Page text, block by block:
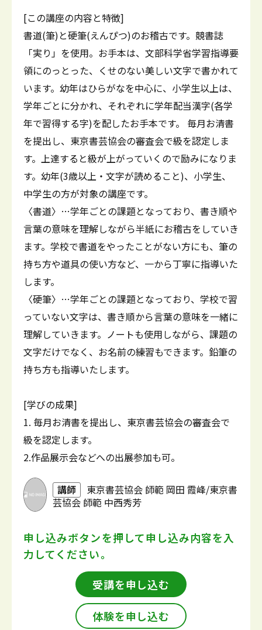
[この講座の内容と特徴]
書道(筆)と硬筆(えんぴつ)のお稽古です。競書誌
「実り」を使用。お手本は、文部科学省学習指導要
領にのっとった、くせのない美しい文字で書かれて
います。幼年はひらがなを中心に、小学生以上は、
学年ごとに分かれ、それぞれに学年配当漢字(各学
年で習得する字)を配したお手本です。 毎月お清書
を提出し、東京書芸協会の審査会で級を認定しま
す。上達すると級が上がっていくので励みになりま
す。幼年(3歳以上・文字が読めること)、小学生、
中学生の方が対象の講座です。
〈書道〉…学年ごとの課題となっており、書き順や
言葉の意味を理解しながら半紙にお稽古をしていき
ます。学校で書道をやったことがない方にも、筆の
持ち方や道具の使い方など、一から丁寧に指導いた
します。
〈硬筆〉…学年ごとの課題となっており、学校で習
っていない文字は、書き順から言葉の意味を一緒に
理解していきます。ノートも使用しながら、課題の
文字だけでなく、お名前の練習もできます。鉛筆の
持ち方も指導いたします。
[学びの成果]
1. 毎月お清書を提出し、東京書芸協会の審査会で
級を認定します。
2.作品展示会などへの出展参加も可。
講師
東京書芸協会 師範 岡田 霞峰/東京書
芸協会 師範 中西秀芳
申し込みボタンを押して申し込み内容を入
力してください。
受講を申し込む
体験を申し込む